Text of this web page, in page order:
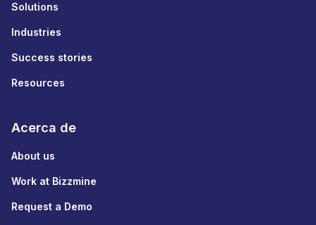
Solutions
Industries
Success stories
Resources
Acerca de
About us
Work at Bizzmine
Request a Demo